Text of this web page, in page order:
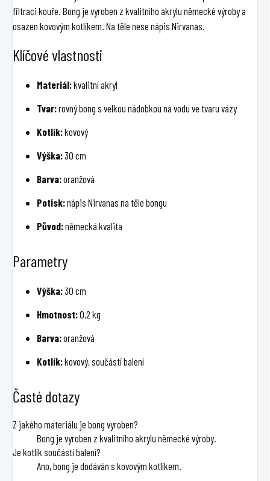
filtraci kouře. Bong je vyroben z kvalitního akrylu německé výroby a
osazen kovovým kotlíkem. Na těle nese nápis Nirvanas.
Klíčové vlastnosti
Materiál:kvalitní akryl
Tvar:rovný bong s velkou nádobkou na vodu ve tvaru vázy
Kotlík:kovový
Výška:30 cm
Barva:oranžová
Potisk:nápis Nirvanas na těle bongu
Původ:německá kvalita
Parametry
Výška:30 cm
Hmotnost:0,2 kg
Barva:oranžová
Kotlík:kovový, součástí balení
Časté dotazy
Z jakého materiálu je bong vyroben?
Bong je vyroben z kvalitního akrylu německé výroby.
Je kotlík součástí balení?
Ano, bong je dodáván s kovovým kotlíkem.